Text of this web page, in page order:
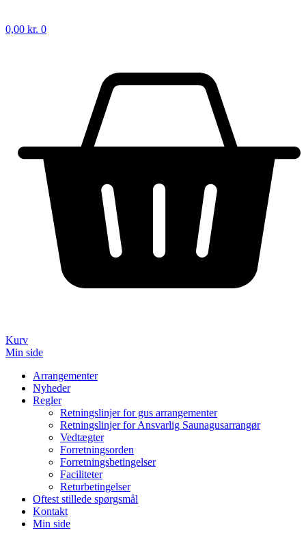
0,00 kr. 0
Kurv
Min side
Arrangementer
Nyheder
Regler
Retningslinjer for gus arrangementer
Retningslinjer for Ansvarlig Saunagusarrangør
Vedtægter
Forretningsorden
Forretningsbetingelser
Faciliteter
Returbetingelser
Oftest stillede spørgsmål
Kontakt
Min side